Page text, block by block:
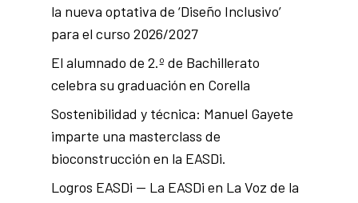
la nueva optativa de ‘Diseño Inclusivo’
para el curso 2026/2027
El alumnado de 2.º de Bachillerato
celebra su graduación en Corella
Sostenibilidad y técnica: Manuel Gayete
imparte una masterclass de
bioconstrucción en la EASDi.
Logros EASDi — La EASDi en La Voz de la